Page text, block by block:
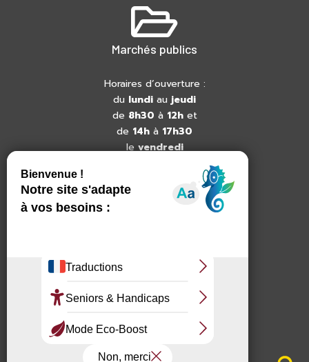

Marchés publics
Horaires d’ouverture :
du lundi au jeudi
de 8h30 à 12het
de 14h à 17h30
le vendredi
NOUS CONTACTER
41 chemin du mas bordas
66530 Claira
Site réalisé avec par la C3SM